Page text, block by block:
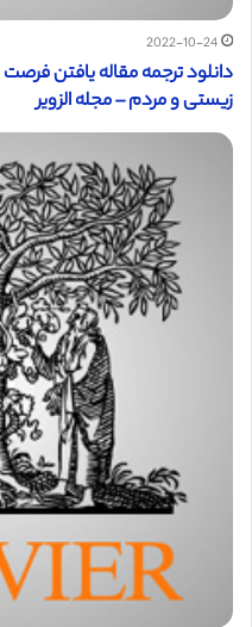
2022-10-24
دانلود ترجمه مقاله یافتن
زیستی و مردم – مجله الزویر